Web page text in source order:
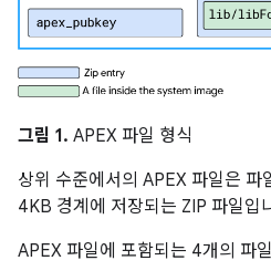
그림 1. APEX 파일 형식
상위 수준에서의 APEX 파일은 파
4KB 경계에 저장되는 ZIP 파일입
APEX 파일에 포함되는 4개의 파